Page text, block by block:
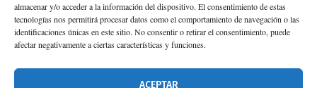
almacenar y/o acceder a la información del dispositivo. El consentimiento de estas
tecnologías nos permitirá procesar datos como el comportamiento de navegación o las
identificaciones únicas en este sitio. No consentir o retirar el consentimiento, puede
afectar negativamente a ciertas características y funciones.
ACEPTAR